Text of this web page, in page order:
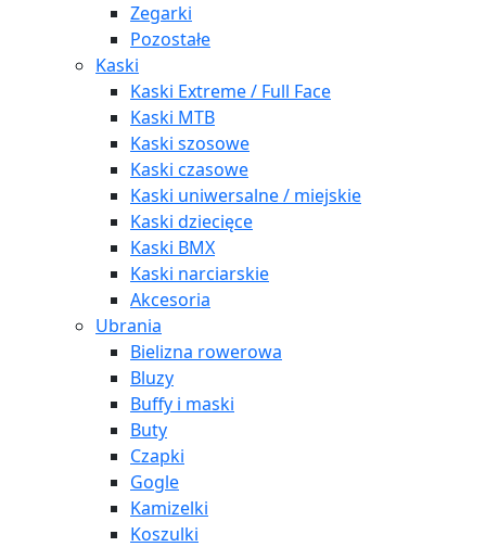
Zegarki
Pozostałe
Kaski
Kaski Extreme / Full Face
Kaski MTB
Kaski szosowe
Kaski czasowe
Kaski uniwersalne / miejskie
Kaski dziecięce
Kaski BMX
Kaski narciarskie
Akcesoria
Ubrania
Bielizna rowerowa
Bluzy
Buffy i maski
Buty
Czapki
Gogle
Kamizelki
Koszulki